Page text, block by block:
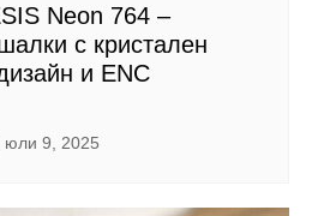
Neon 764 –
с кристален
и ENC
юли 9, 2025